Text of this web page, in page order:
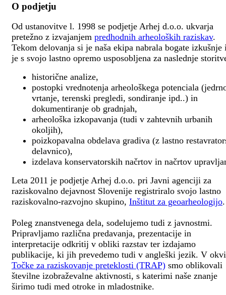
O podjetju
Od ustanovitve l. 1998 se podjetje Arhej d.o.o. ukvarja
pretežno z izvajanjem predhodnih arheoloških raziskav.
Tekom delovanja si je naša ekipa nabrala bogate izkušnje
je s svojo lastno opremo usposobljena za naslednje
historične analize,
postopki vrednotenja arheološkega potenciala
vrtanje, terenski pregledi, sondiranje ipd..) in
dokumentiranje ob gradnjah,
arheološka izkopavanja (tudi v zahtevnih urbanih
okoljih),
poizkopavalna obdelava gradiva (z lastno
delavnico),
izdelava konservatorskih načrtov in načrtov
Leta 2011 je podjetje Arhej d.o.o. pri Javni agenciji za
raziskovalno dejavnost Slovenije registriralo svojo lastno
raziskovalno-razvojno skupino, Inštitut za geoarheologijo.
Poleg znanstvenega dela, sodelujemo tudi z javnostmi.
Pripravljamo različna predavanja, prezentacije in
interpretacije odkritij v obliki razstav ter izdajamo
publikacije, ki jih prevedemo tudi v angleški jezik. V
Točke za raziskovanje preteklosti (TRAP) smo oblikovali
številne izobraževalne aktivnosti, s katerimi naše znanje
širimo tudi med otroke in mladostnike.